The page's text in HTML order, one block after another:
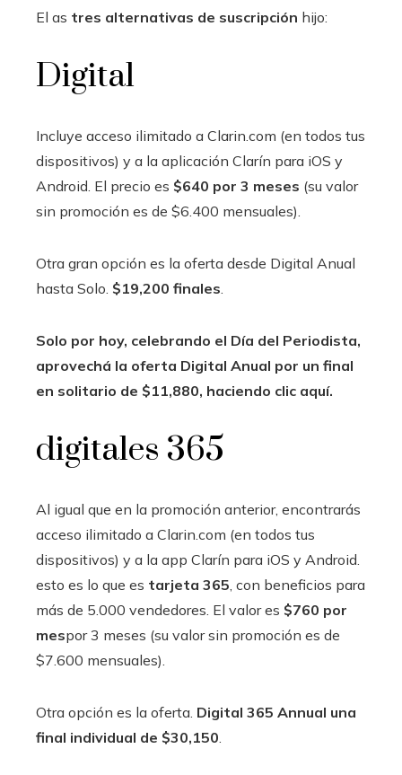
El as tres alternativas de suscripción hijo:
Digital
Incluye acceso ilimitado a Clarin.com (en todos tus
dispositivos) y a la aplicación Clarín para iOS y
Android. El precio es $640 por 3 meses (su valor
sin promoción es de $6.400 mensuales).
Otra gran opción es la oferta desde Digital Anual
hasta Solo. $19,200 finales.
Solo por hoy, celebrando el Día del Periodista,
aprovechá la oferta Digital Anual por un final
en solitario de $11,880, haciendo clic aquí.
digitales 365
Al igual que en la promoción anterior, encontrarás
acceso ilimitado a Clarin.com (en todos tus
dispositivos) y a la app Clarín para iOS y Android.
esto es lo que es tarjeta 365, con beneficios para
más de 5.000 vendedores. El valor es $760 por
mespor 3 meses (su valor sin promoción es de
$7.600 mensuales).
Otra opción es la oferta. Digital 365 Annual una
final individual de $30,150.